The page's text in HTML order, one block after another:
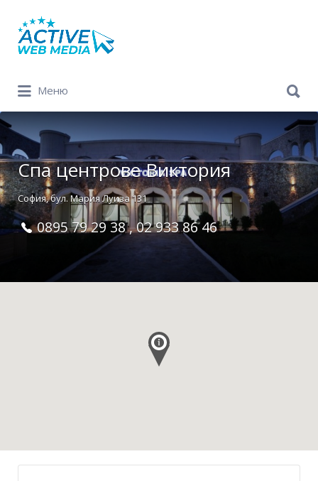
Search
for:
Меню
for:
Спа центрове Виктория
София, бул. Мария Луиза 131
0895 79 29 38 , 02 933 86 46